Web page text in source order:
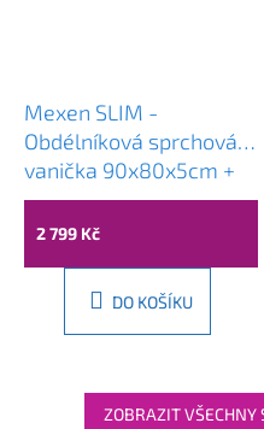
Mexen SLIM -
Obdélníková sprchová
vanička 90x80x5cm +
chromový sifon, bílá,
40108090
2 799 Kč
DO KOŠÍKU
ZOBRAZIT VŠECHNY